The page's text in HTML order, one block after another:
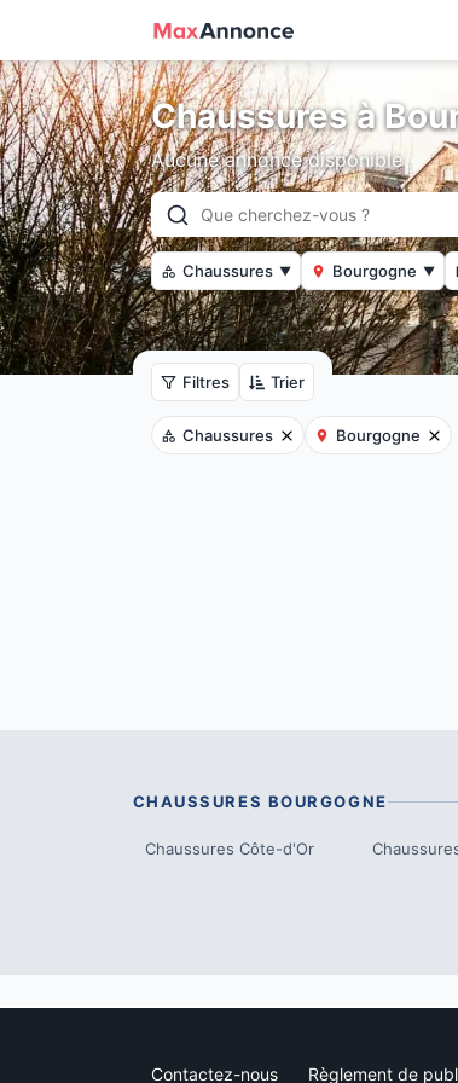
Chaussures à
Aucune annonce disponible
Chaussures ▼ Bourgogne ▼
Filtres Trier
Chaussures Bourgogne
CHAUSSURES BOURGOGNE
Chaussures Côte-d'Or
Contactez-nous Règlement de